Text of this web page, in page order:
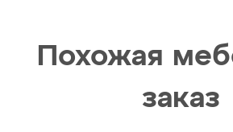
Похожая
заказ